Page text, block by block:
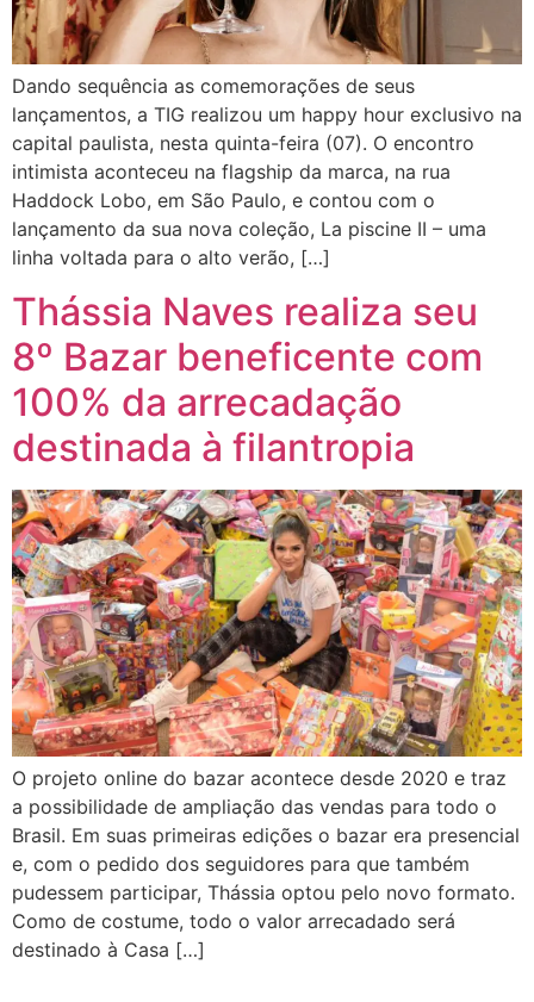
Dando sequência as comemorações de seus
lançamentos, a TIG realizou um happy hour exclusivo na
capital paulista, nesta quinta-feira (07). O encontro
intimista aconteceu na flagship da marca, na rua
Haddock Lobo, em São Paulo, e contou com o
lançamento da sua nova coleção, La piscine II – uma
linha voltada para o alto verão, […]
Thássia Naves realiza seu
8º Bazar beneficente com
100% da arrecadação
destinada à filantropia
O projeto online do bazar acontece desde 2020 e traz
a possibilidade de ampliação das vendas para todo o
Brasil. Em suas primeiras edições o bazar era presencial
e, com o pedido dos seguidores para que também
pudessem participar, Thássia optou pelo novo formato.
Como de costume, todo o valor arrecadado será
destinado à Casa […]